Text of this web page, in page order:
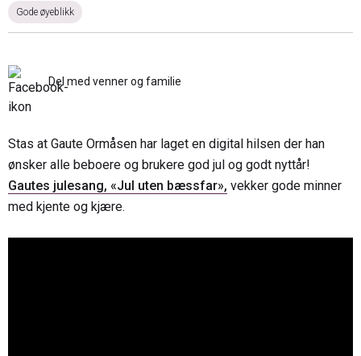
Gode øyeblikk
Del med venner og familie
Stas at Gaute Ormåsen har laget en digital hilsen der han
ønsker alle beboere og brukere god jul og godt nyttår!
Gautes julesang, «Jul uten bæssfar», vekker gode minner
med kjente og kjære.